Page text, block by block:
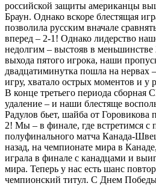
российской защиты американцы
Браун. Однако вскоре блестящая
позволила русским вначале
вперед – 2-1! Однако лидерство
недолгим – выстояв в
выхода пятого игрока, наши
двадцатиминутка пошла на нервах
игру, хватало острых моментов и у
В конце третьего периода сборная
удаление – и наши блестяще
Радулов бьет, шайба от Горовикова
2! Мы – в финале, где встретимся с
полуфинального матча Канада-
назад, на чемпионате мира в
играла в финале с канадцами и
мира. Теперь у нас есть шанс
чемпионский титул. С Днем